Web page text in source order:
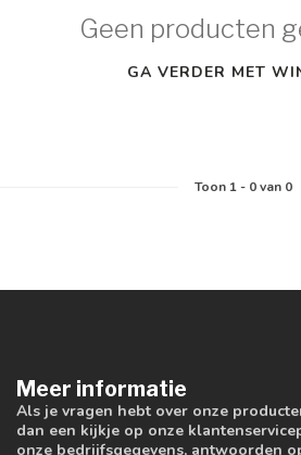
Geen producten
GA VERDER MET
Toon 1- 0van 0
Meer informatie
Als je vragen hebt over onze
dan een kijkje op onze
onze bedrijfsgegevens, antwoorden